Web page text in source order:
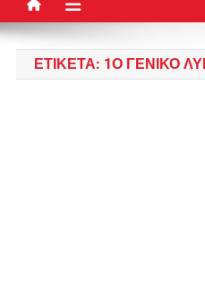
ΕΤΙΚΈΤΑ: 1Ο ΓΕΝΙΚΌ